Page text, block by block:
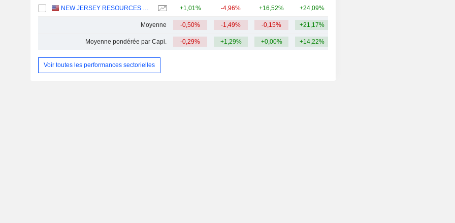
NEW JERSEY RESOURCES CORPORATION +1,01% -4,96% +16,52% +24,09%
Moyenne -0,50% -1,49% -0,15% +21,17%
Moyenne pondérée par Capi. -0,29% +1,29% +0,00% +14,22%
Voir toutes les performances sectorielles